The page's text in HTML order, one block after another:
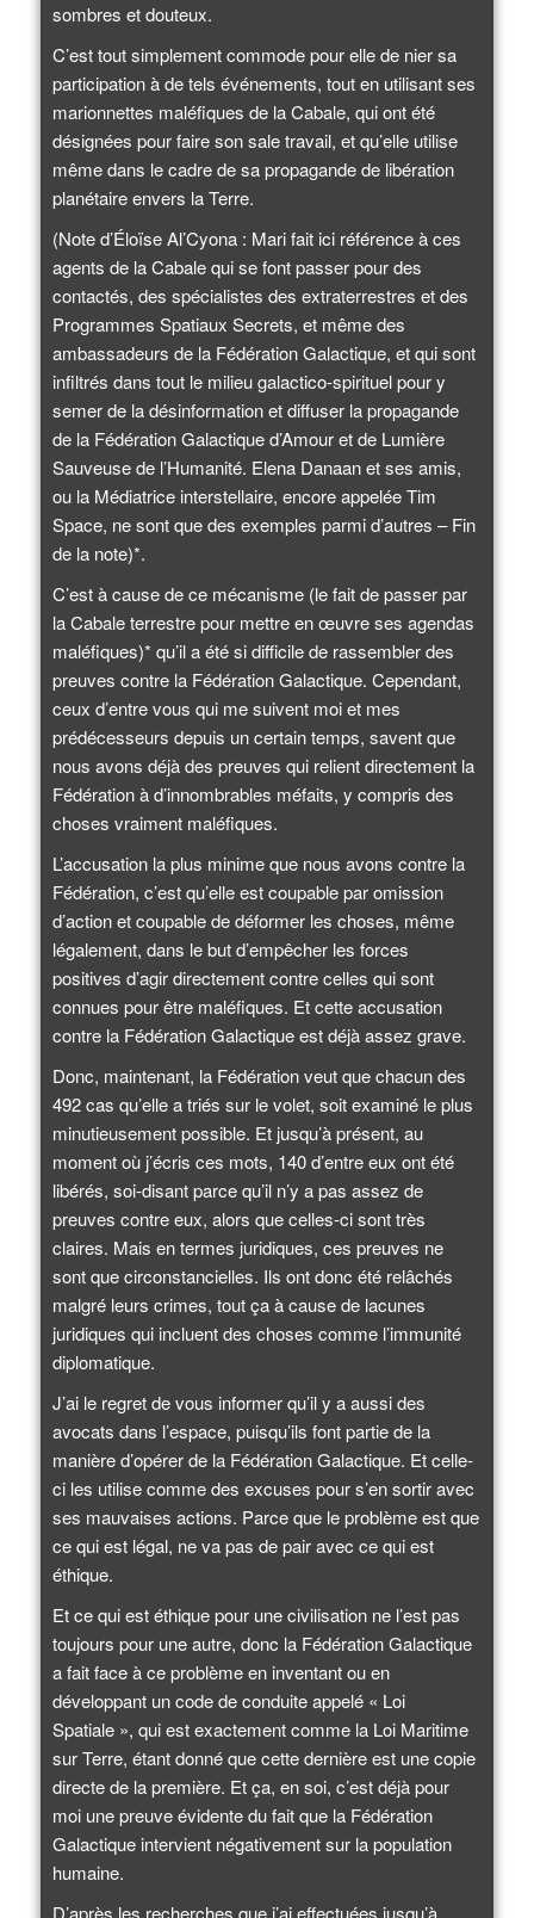
sombres et douteux.
C’est tout simplement commode pour elle de nier sa
participation à de tels événements, tout en utilisant ses
marionnettes maléfiques de la Cabale, qui ont été
désignées pour faire son sale travail, et qu’elle utilise
même dans le cadre de sa propagande de libération
planétaire envers la Terre.
(Note d’Éloïse Al’Cyona : Mari fait ici référence à ces
agents de la Cabale qui se font passer pour des
contactés, des spécialistes des extraterrestres et des
Programmes Spatiaux Secrets, et même des
ambassadeurs de la Fédération Galactique, et qui sont
infiltrés dans tout le milieu galactico-spirituel pour y
semer de la désinformation et diffuser la propagande
de la Fédération Galactique d’Amour et de Lumière
Sauveuse de l’Humanité. Elena Danaan et ses amis,
ou la Médiatrice interstellaire, encore appelée Tim
Space, ne sont que des exemples parmi d’autres – Fin
de la note)*.
C’est à cause de ce mécanisme (le fait de passer par
la Cabale terrestre pour mettre en œuvre ses agendas
maléfiques)* qu’il a été si difficile de rassembler des
preuves contre la Fédération Galactique. Cependant,
ceux d’entre vous qui me suivent moi et mes
prédécesseurs depuis un certain temps, savent que
nous avons déjà des preuves qui relient directement la
Fédération à d’innombrables méfaits, y compris des
choses vraiment maléfiques.
L’accusation la plus minime que nous avons contre la
Fédération, c’est qu’elle est coupable par omission
d’action et coupable de déformer les choses, même
légalement, dans le but d’empêcher les forces
positives d’agir directement contre celles qui sont
connues pour être maléfiques. Et cette accusation
contre la Fédération Galactique est déjà assez grave.
Donc, maintenant, la Fédération veut que chacun des
492 cas qu’elle a triés sur le volet, soit examiné le plus
minutieusement possible. Et jusqu’à présent, au
moment où j’écris ces mots, 140 d’entre eux ont été
libérés, soi-disant parce qu’il n’y a pas assez de
preuves contre eux, alors que celles-ci sont très
claires. Mais en termes juridiques, ces preuves ne
sont que circonstancielles. Ils ont donc été relâchés
malgré leurs crimes, tout ça à cause de lacunes
juridiques qui incluent des choses comme l’immunité
diplomatique.
J’ai le regret de vous informer qu’il y a aussi des
avocats dans l’espace, puisqu’ils font partie de la
manière d’opérer de la Fédération Galactique. Et celle-
ci les utilise comme des excuses pour s’en sortir avec
ses mauvaises actions. Parce que le problème est que
ce qui est légal, ne va pas de pair avec ce qui est
éthique.
Et ce qui est éthique pour une civilisation ne l’est pas
toujours pour une autre, donc la Fédération Galactique
a fait face à ce problème en inventant ou en
développant un code de conduite appelé « Loi
Spatiale », qui est exactement comme la Loi Maritime
sur Terre, étant donné que cette dernière est une copie
directe de la première. Et ça, en soi, c’est déjà pour
moi une preuve évidente du fait que la Fédération
Galactique intervient négativement sur la population
humaine.
D’après les recherches que j’ai effectuées jusqu’à